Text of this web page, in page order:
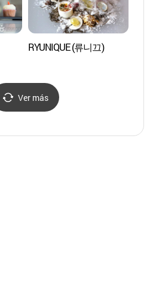
RYUNIQUE (류니끄)
Ver más